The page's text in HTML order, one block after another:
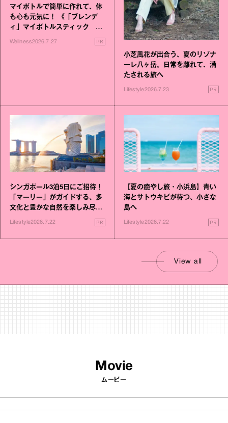
マイボトルで簡単に作れて、体
も心も元気に！ 《「ブレンデ
ィ」マイボトルスティック い
いこと毎日》シリーズが誕生
Wellness2026.7.27 PR
小芝風花が出合う、夏のリゾナ
ーレ八ヶ岳。日常を離れて、満
たされる旅へ
Lifestyle2026.7.23 PR
シンガポール3泊5日にご招待！
「マーリー」がガイドする、多
文化と豊かな自然を楽しみ尽く
Lifestyle2026.7.22 PR
【夏の癒やし旅・小浜島】青い
海とサトウキビが待つ、小さな
島へ
Lifestyle2026.7.22 PR
View all
Movie
ムービー